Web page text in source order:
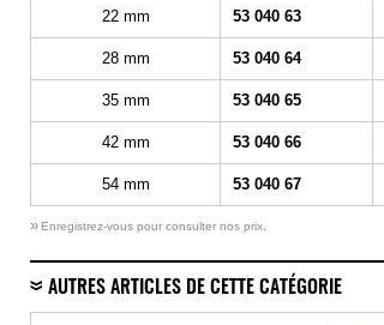
22 mm 53 040 63
28 mm 53 040 64
35 mm 53 040 65
42 mm 53 040 66
54 mm 53 040 67
» Enregistrez-vous pour consulter nos prix.
AUTRES ARTICLES DE CETTE CATÉGORIE